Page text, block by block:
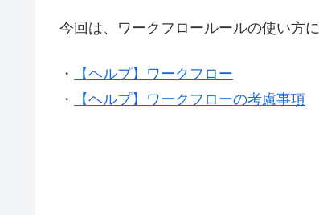
今回は、ワークフロールールの使い方
・
【ヘルプ】ワークフロー
・
【ヘルプ】ワークフローの考慮事項